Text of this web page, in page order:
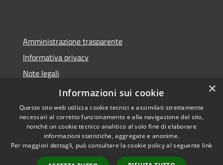
Amministrazione trasparente
Informativa privacy
Note legali
Dichiarazione di accessibilità
Accessibilità
Copyright © 2026 • Comune di
Sorano • Powered by
×
Informazioni sui cookie
Questo sito web utilizza cookie tecnici e assimilati strettamente
necessari al corretto funzionamento e alla navigazione del sito,
nonché un cookie tecnico analitico al solo fine di elaborare
informazioni statistiche, aggregate e anonime.
Per maggiori dettagli, può consultare la cookie policy al seguente link